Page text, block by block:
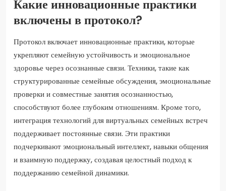
Какие инновационные практики
включены в протокол?
Протокол включает инновационные практики, которые
укрепляют семейную устойчивость и эмоциональное
здоровье через осознанные связи. Техники, такие как
структурированные семейные обсуждения, эмоциональные
проверки и совместные занятия осознанностью,
способствуют более глубоким отношениям. Кроме того,
интеграция технологий для виртуальных семейных встреч
поддерживает постоянные связи. Эти практики
подчеркивают эмоциональный интеллект, навыки общения
и взаимную поддержку, создавая целостный подход к
поддержанию семейной динамики.